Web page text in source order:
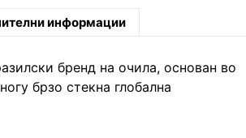
информации
бренд на очила, основан во
брзо стекна глобална